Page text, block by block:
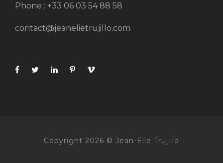
Phone : +33 06 03 54 88 58
contact@jeanelietrujillo.com
Copyright 2026 © Jean-Elie Trujillo